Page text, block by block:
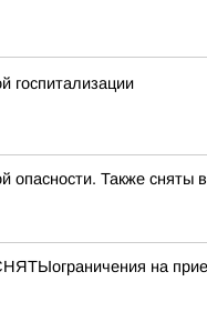
госпитализации
Также
на прием и